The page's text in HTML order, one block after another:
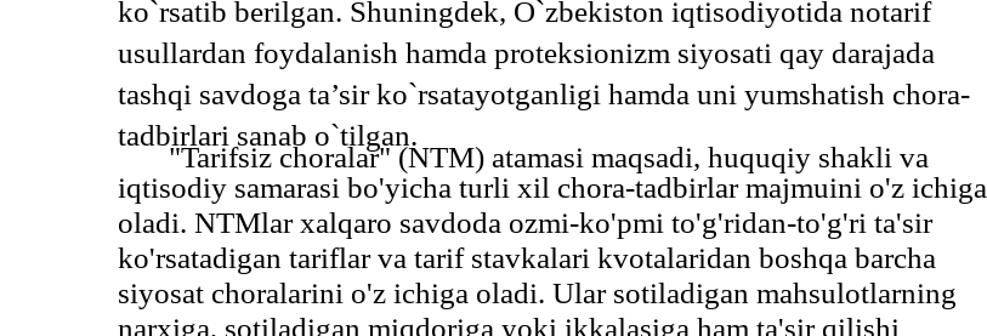
ko`rsatib berilgan. Shuningdek, O`zbekiston iqtisodiyotida notarif
usullardan foydalanish hamda proteksionizm siyosati qay darajada
tashqi savdoga ta’sir ko`rsatayotganligi hamda uni yumshatish chora-
tadbirlari sanab o`tilgan.
"Tarifsiz choralar" (NTM) atamasi maqsadi, huquqiy shakli va
iqtisodiy samarasi bo'yicha turli xil chora-tadbirlar majmuini o'z ichiga
oladi. NTMlar xalqaro savdoda ozmi-ko'pmi to'g'ridan-to'g'ri ta'sir
ko'rsatadigan tariflar va tarif stavkalari kvotalaridan boshqa barcha
siyosat choralarini o'z ichiga oladi. Ular sotiladigan mahsulotlarning
narxiga, sotiladigan miqdoriga yoki ikkalasiga ham ta'sir qilishi